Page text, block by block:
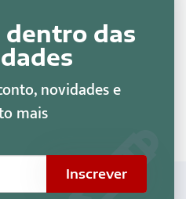
dentro das
novidades e
mais
Inscrever